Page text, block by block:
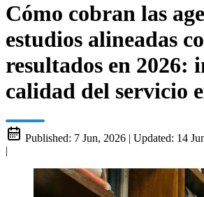
Cómo cobran las
estudios alineadas
resultados en 2026:
calidad del servicio
Published: 7 Jun, 2026 | Updated: 14
|